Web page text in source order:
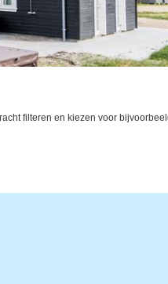
filteren en kiezen voor